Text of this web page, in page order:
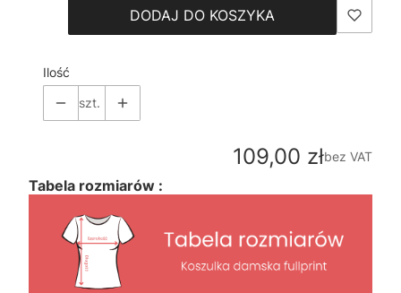
DODAJ DO KOSZYKA
Ilość
szt.
Cena
109,00 złbez VAT
Tabela rozmiarów :